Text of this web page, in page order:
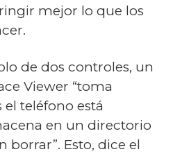
mejor lo que los
de dos controles, un
Viewer “toma
teléfono está
en un directorio
borrar”. Esto, dice el